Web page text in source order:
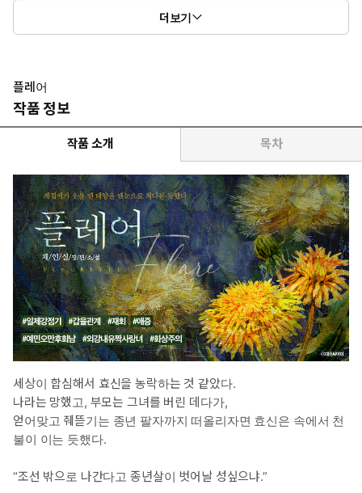
계집종 이효신이 요즈음 자꾸 눈에 밟힌다. 이따금 까불듯 들이받
으면서도 끝내 선을 넘지 않고 물러나서 더 열 받게 하는 계집애를
지의 기억을 잃고 가금당으로 흘러들어 와 일하고 있다. 모시는 도
련님의 예민한 성정이 옮은 것인지, 세상 물정에 하나둘 의문을 갖
기 시작하면서 문득문득 치미는 화기를 가라앉히기 힘들다. 특히나
윤산영을 떠올릴 때면 안 그래도 지친 세상살이가 더욱 버거워졌기
에, 요즈음은 그저 사라지고만 싶다.
*이럴 때 보세요: 소 잃고 외양간을 고치다 못해 새로 짓고는 하염없
이 기다리는 남주의 진하고 애틋한 후회를 보고 싶을 때
*공감 글귀: “내 음악과 함께 사라진 널, 한순간도 잊은 적이 없다.”
더보기
플레어
작품 정보
작품 소개 목차
세상이 합심해서 효신을 농락하는 것 같았다.
나라는 망했고, 부모는 그녀를 버린 데다가,
얻어맞고 줴뜯기는 종년 팔자까지 떠올리자면 효신은 속에서 천
불이 이는 듯했다.
“조선 밖으로 나간다고 종년살이 벗어날 성싶으냐.”